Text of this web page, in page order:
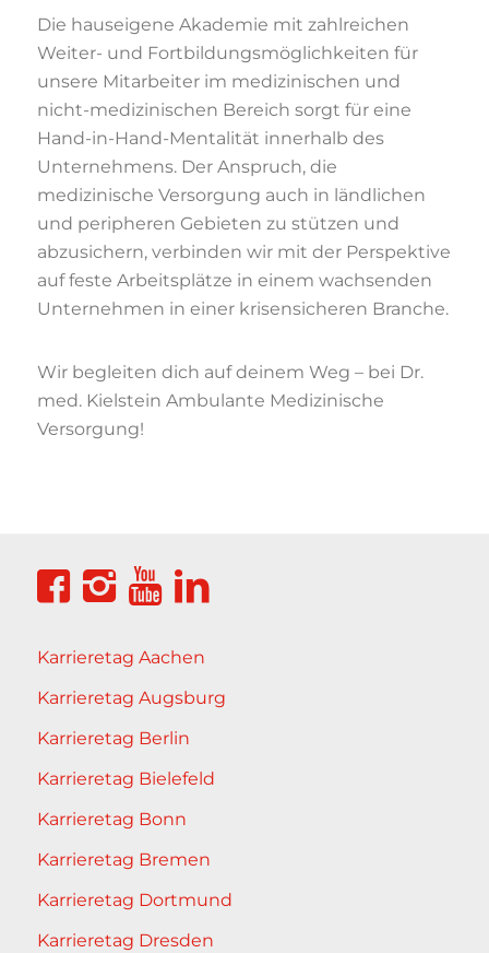
Die hauseigene Akademie mit zahlreichen
Weiter- und Fortbildungsmöglichkeiten für
unsere Mitarbeiter im medizinischen und
nicht-medizinischen Bereich sorgt für eine
Hand-in-Hand-Mentalität innerhalb des
Unternehmens. Der Anspruch, die
medizinische Versorgung auch in ländlichen
und peripheren Gebieten zu stützen und
abzusichern, verbinden wir mit der Perspektive
auf feste Arbeitsplätze in einem wachsenden
Unternehmen in einer krisensicheren Branche.
Wir begleiten dich auf deinem Weg – bei Dr.
med. Kielstein Ambulante Medizinische
Versorgung!
Karrieretag Aachen
Karrieretag Augsburg
Karrieretag Berlin
Karrieretag Bielefeld
Karrieretag Bonn
Karrieretag Bremen
Karrieretag Dortmund
Karrieretag Dresden